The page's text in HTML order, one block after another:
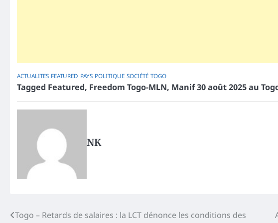
ACTUALITES FEATURED PAYS POLITIQUE SOCIÉTÉ TOGO
Tagged Featured, Freedom Togo-MLN, Manif 30 août 2025 au
NK
Post
Togo – Retards de salaires : la LCT dénonce les conditions des